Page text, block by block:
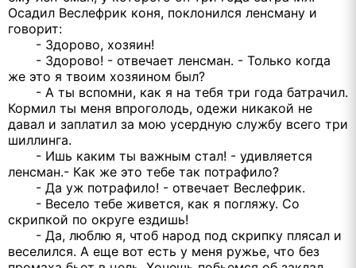
Осадил Веслефрик коня, поклонился ленсману и
говорит:
- Здорово, хозяин!
- Здорово! - отвечает ленсман. - Только когда
же это я твоим хозяином был?
- А ты вспомни, как я на тебя три года батрачил.
Кормил ты меня впроголодь, одежи никакой не
давал и заплатил за мою усердную службу всего три
шиллинга.
- Ишь каким ты важным стал! - удивляется
ленсман.- Как же это тебе так потрафило?
- Да уж потрафило! - отвечает Веслефрик.
- Весело тебе живется, как я погляжу. Со
скрипкой по округе ездишь!
- Да, люблю я, чтоб народ под скрипку плясал и
веселился. А еще вот есть у меня ружье, что без